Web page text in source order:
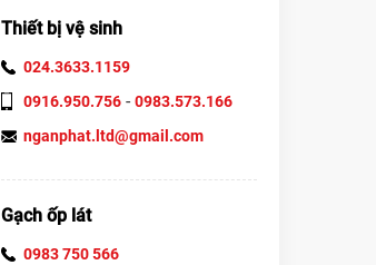
Thiết bị vệ sinh
024.3633.1159
0916.950.756 - 0983.573.166
nganphat.ltd@gmail.com
Gạch ốp lát
0983 750 566